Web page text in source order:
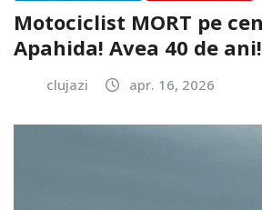
Motociclist MORT pe
Apahida! Avea 40 de ani!
clujazi apr. 16, 2026